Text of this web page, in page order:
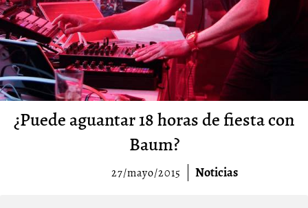
¿Puede aguantar 18 horas de fiesta con
Baum?
27/mayo/2015 Noticias